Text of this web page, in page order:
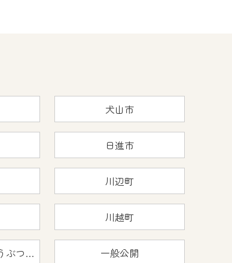
犬山市
日進市
川辺町
川越町
おうちで猿ＪＯＹどうぶつえん 一般公開